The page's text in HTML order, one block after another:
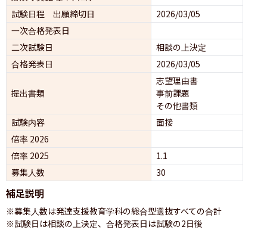
試験日程 出願締切日
2026/03/05
一次合格発表日
二次試験日
相談の上決定
合格発表日
2026/03/05
提出書類
志望理由書
事前課題
その他書類
試験内容
面接
倍率 2026
倍率 2025
1.1
募集人数
30
補足説明
※募集人数は発達支援教育学科の総合型選抜すべての合計
※試験日は相談の上決定、合格発表日は試験の2日後